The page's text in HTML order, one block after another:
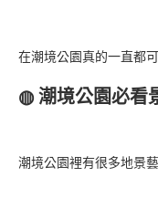
在潮境公園真的一直都
◍ 潮境公園必看
潮境公園裡有很多地景